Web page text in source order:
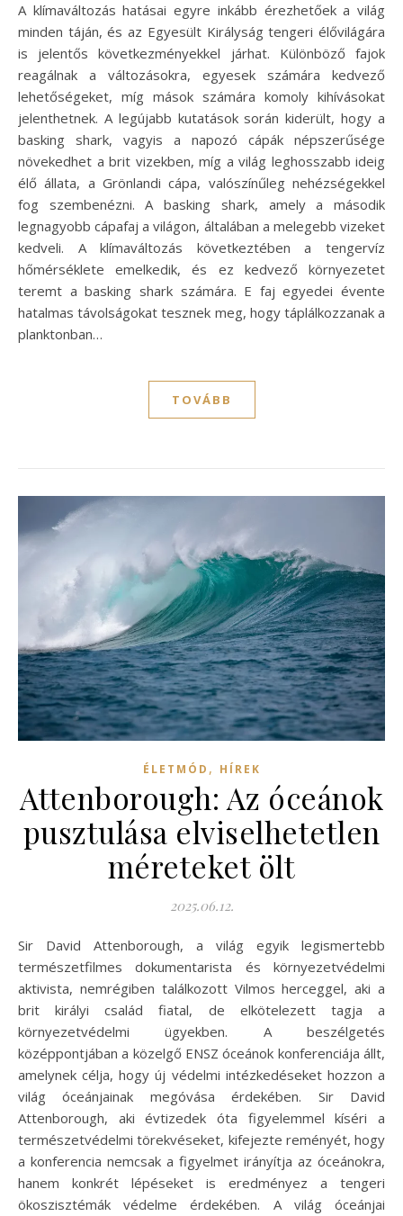
A klímaváltozás hatásai egyre inkább érezhetőek a világ
minden táján, és az Egyesült Királyság tengeri élővilágára
is jelentős következményekkel járhat. Különböző fajok
reagálnak a változásokra, egyesek számára kedvező
lehetőségeket, míg mások számára komoly kihívásokat
jelenthetnek. A legújabb kutatások során kiderült, hogy a
basking shark, vagyis a napozó cápák népszerűsége
növekedhet a brit vizekben, míg a világ leghosszabb ideig
élő állata, a Grönlandi cápa, valószínűleg nehézségekkel
fog szembenézni. A basking shark, amely a második
legnagyobb cápafaj a világon, általában a melegebb vizeket
kedveli. A klímaváltozás következtében a tengervíz
hőmérséklete emelkedik, és ez kedvező környezetet
teremt a basking shark számára. E faj egyedei évente
hatalmas távolságokat tesznek meg, hogy táplálkozzanak a
planktonban…
TOVÁBB
ÉLETMÓD , HÍREK
Attenborough: Az óceánok
pusztulása elviselhetetlen
méreteket ölt
2025.06.12.
Sir David Attenborough, a világ egyik legismertebb
természetfilmes dokumentarista és környezetvédelmi
aktivista, nemrégiben találkozott Vilmos herceggel, aki a
brit királyi család fiatal, de elkötelezett tagja a
környezetvédelmi ügyekben. A beszélgetés
középpontjában a közelgő ENSZ óceánok konferenciája állt,
amelynek célja, hogy új védelmi intézkedéseket hozzon a
világ óceánjainak megóvása érdekében. Sir David
Attenborough, aki évtizedek óta figyelemmel kíséri a
természetvédelmi törekvéseket, kifejezte reményét, hogy
a konferencia nemcsak a figyelmet irányítja az óceánokra,
hanem konkrét lépéseket is eredményez a tengeri
ökoszisztémák védelme érdekében. A világ óceánjai